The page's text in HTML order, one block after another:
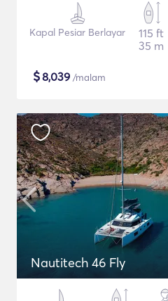
Kapal Pesiar Berlayar
115 ft
35 m
$8,039 /malam
Nautitech 46 Fly